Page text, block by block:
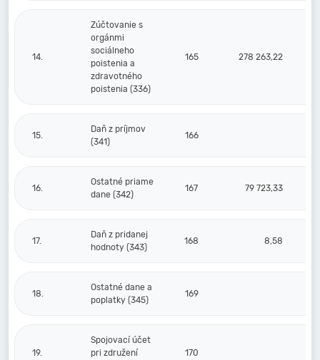
14.
Zúčtovanie s
orgánmi
sociálneho
poistenia a
zdravotného
poistenia (336)
165 278 263,22
15.
Daň z príjmov
(341)
166
16.
Ostatné priame
dane (342)
167 79 723,33
17.
Daň z pridanej
hodnoty (343)
168 8,58
18.
Ostatné dane a
poplatky (345)
169
19.
Spojovací účet
pri združení
170